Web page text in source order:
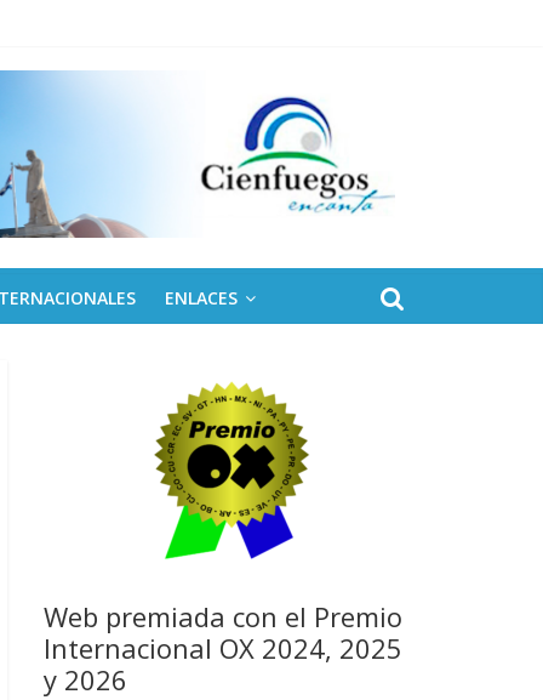
ENLACES
Web premiada con el Premio
Internacional OX 2024, 2025
y 2026